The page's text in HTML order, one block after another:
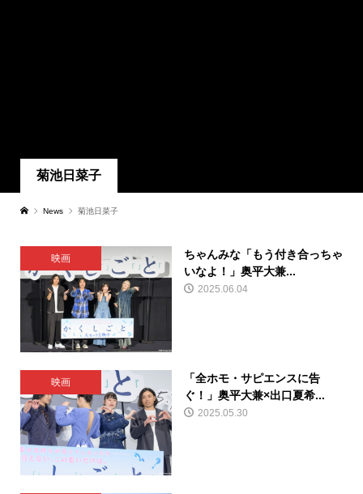
菊池日菜子
News 菊池日菜子
映画
ちゃんみな「もう付き合っちゃ
いなよ！」奥平大兼...
2025.06.04
映画
「全ホモ・サピエンスに告
ぐ！」奥平大兼×出口夏希...
2025.05.30